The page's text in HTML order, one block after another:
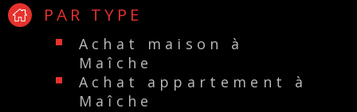
PAR TYPE
Achat maison à
Maîche
Achat appartement à
Maîche